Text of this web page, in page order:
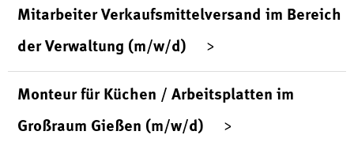
Mitarbeiter Verkaufsmittelversand im Bereich
der Verwaltung (m/w/d)
Monteur für Küchen / Arbeitsplatten im
Großraum Gießen (m/w/d)